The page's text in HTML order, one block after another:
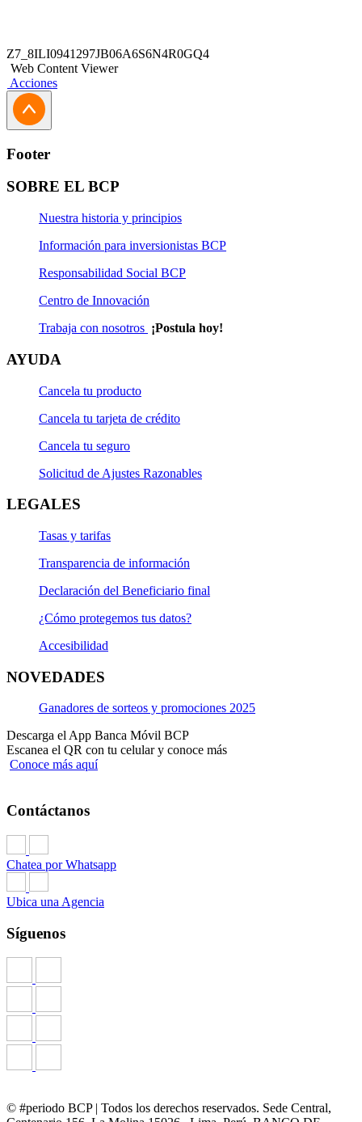
Z7_8ILI0941297JB06A6S6N4R0GQ4
Web Content Viewer
Acciones
Footer
SOBRE EL BCP
Nuestra historia y principios
Información para inversionistas BCP
Responsabilidad Social BCP
Centro de Innovación
Trabaja con nosotros ¡Postula hoy!
AYUDA
Cancela tu producto
Cancela tu tarjeta de crédito
Cancela tu seguro
Solicitud de Ajustes Razonables
LEGALES
Tasas y tarifas
Transparencia de información
Declaración del Beneficiario final
¿Cómo protegemos tus datos?
Accesibilidad
NOVEDADES
Ganadores de sorteos y promociones 2025
Descarga el App Banca Móvil BCP
Escanea el QR con tu celular y conoce más
Conoce más aquí
Contáctanos
Chatea por Whatsapp
Ubica una Agencia
Síguenos
© #periodo BCP | Todos los derechos reservados. Sede Central,